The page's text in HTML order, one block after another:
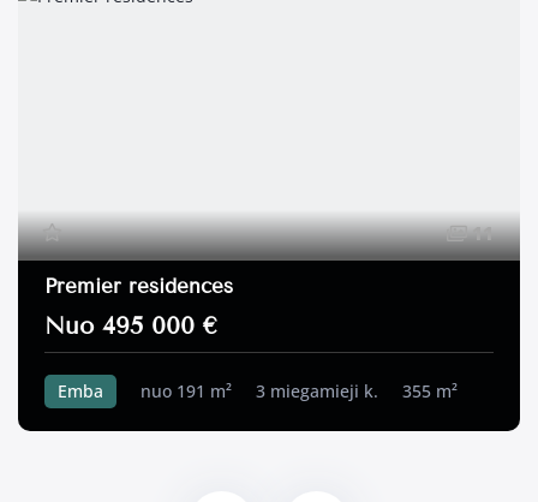
11
Premier residences
Nuo 495 000 €
Emba nuo 191 m² 3 miegamieji k. 355 m²